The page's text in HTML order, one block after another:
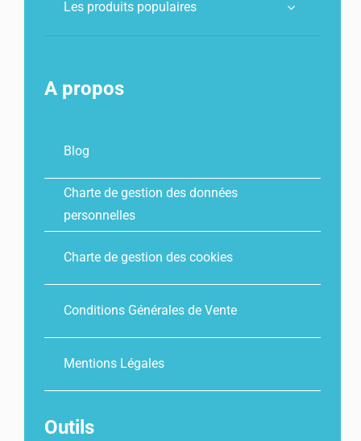
Les produits populaires
A propos
Blog
Charte de gestion des données
personnelles
Charte de gestion des cookies
Conditions Générales de Vente
Mentions Légales
Outils